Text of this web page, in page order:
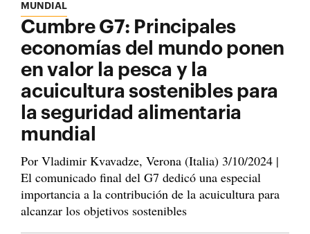
MUNDIAL
Cumbre G7: Principales
economías del mundo ponen
en valor la pesca y la
acuicultura sostenibles para
la seguridad alimentaria
mundial
Por Vladimir Kvavadze, Verona (Italia) 3/10/2024 |
El comunicado final del G7 dedicó una especial
importancia a la contribución de la acuicultura para
alcanzar los objetivos sostenibles